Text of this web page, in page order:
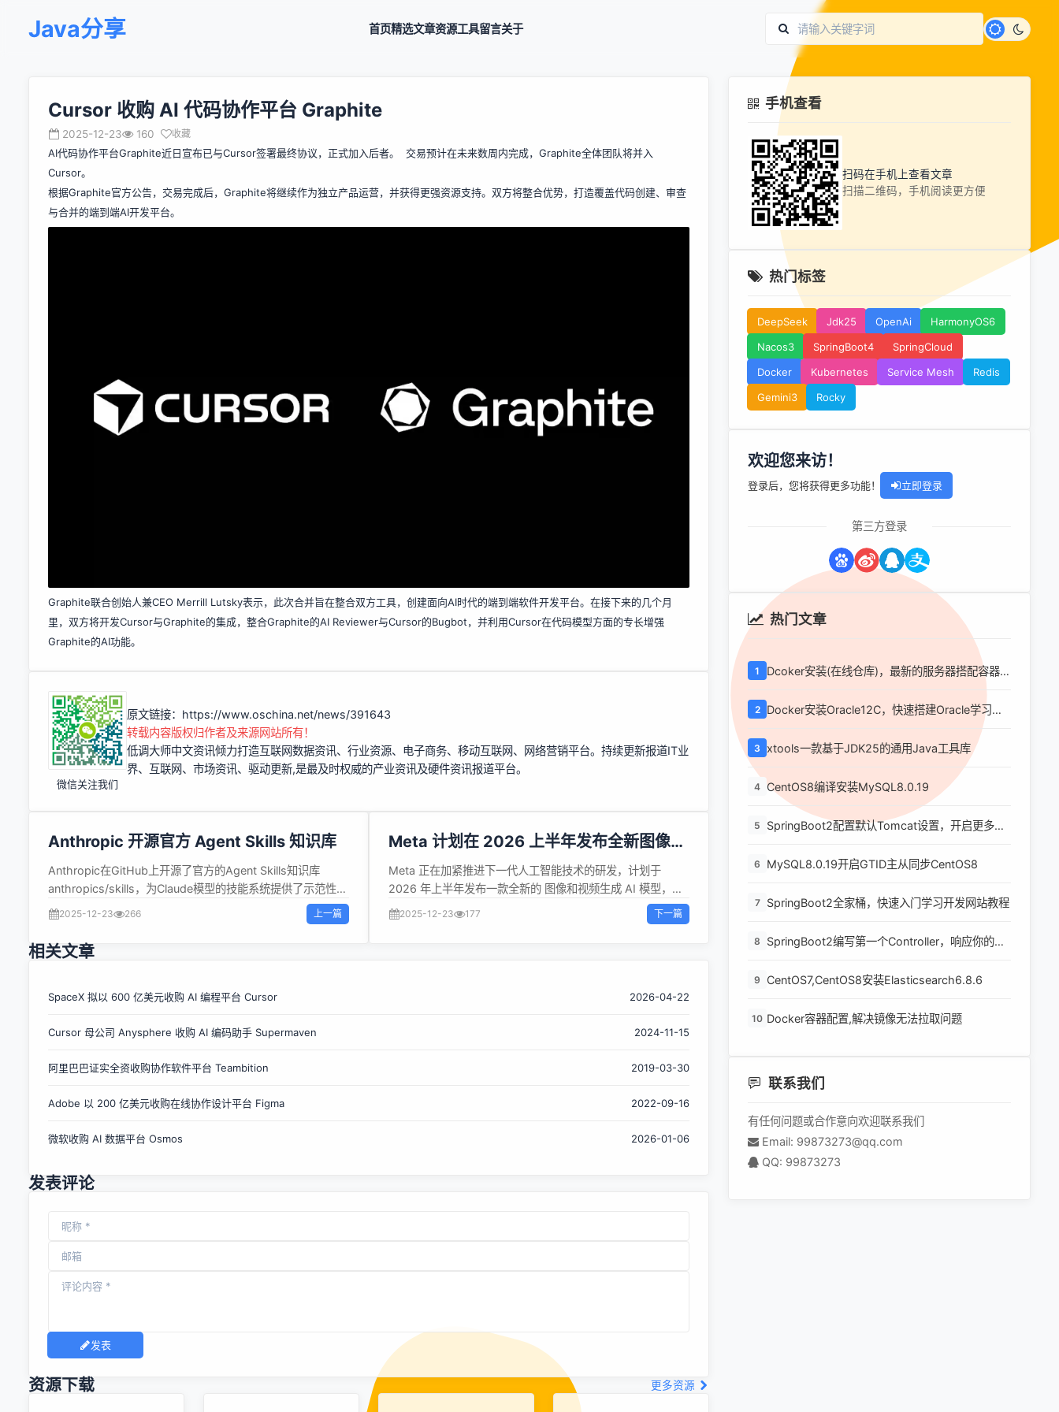
Java分享 首页精选文章资源工具留言关于
Cursor 收购 AI 代码协作平台 Graphite
2025-12-23 160 收藏
AI代码协作平台Graphite近日宣布已与Cursor签署最终协议，正式加入后者。 交易预计在未来数周内完成，Graphite全体团队将并入
Cursor。
根据Graphite官方公告，交易完成后，Graphite将继续作为独立产品运营，并获得更强资源支持。双方将整合优势，打造覆盖代码创建、审查
与合并的端到端AI开发平台。
Graphite联合创始人兼CEO Merrill Lutsky表示，此次合并旨在整合双方工具，创建面向AI时代的端到端软件开发平台。在接下来的几个月
里，双方将开发Cursor与Graphite的集成，整合Graphite的AI Reviewer与Cursor的Bugbot，并利用Cursor在代码模型方面的专长增强
Graphite的AI功能。
微信关注我们
原文链接： https://www.oschina.net/news/391643
转载内容版权归作者及来源网站所有！
低调大师中文资讯倾力打造互联网数据资讯、行业资源、电子商务、移动互联网、网络营销平台。持续更新报道IT业
界、互联网、市场资讯、驱动更新,是最及时权威的产业资讯及硬件资讯报道平台。
Anthropic 开源官方 Agent Skills 知识库
Anthropic在GitHub上开源了官方的Agent Skills知识库
anthropics/skills，为Claude模型的技能系统提供了示范性技
能与最佳实践。该资源库包含16个公开示例技能，覆盖文档处
https://github.com/anthropics/skills 其中文档处理技能
（如docx、pdf处理）已在Claude的生产应用中实际使用。
用户）中直接使用这些技能，或参照其规范与模板创建自定义
定义指令集。这些文件夹内含Markdown说明文件（含YAML
功能现已向所有付费用户开放，支持 Claude.ai、Claude
化，使Claude从编码助手升级为通用计算机Agent，可执行任
在任务匹配时才加载完整Skil...
2025-12-23 266 上一篇
Meta 计划在 2026 上半年发布全新图像视
频模型与文本模型
Meta 正在加紧推进下一代人工智能技术的研发，计划于
2026 年上半年发布一款全新的 图像和视频生成 AI 模型，代
号为 “Mango”。这款模型目标是提升 Meta 在视觉生成 AI 领
域的竞争力，对抗 Google、OpenAI 等行业对手。 与此同
队负责研发，该团队由前 Scale AI 联合创始人 Alexandr
is-developing-a-new-image-and-video-model-for-a-
经过重组，不仅加强了对新一代模型的投入，还扩充了研发阵
谓的 “世界模型” 技术，这类模型能够通过理解视觉信息自行感
2025-12-23 177 下一篇
相关文章
SpaceX 拟以 600 亿美元收购 AI 编程平台 Cursor 2026-04-22
Cursor 母公司 Anysphere 收购 AI 编码助手 Supermaven 2024-11-15
阿里巴巴证实全资收购协作软件平台 Teambition 2019-03-30
Adobe 以 200 亿美元收购在线协作设计平台 Figma 2022-09-16
微软收购 AI 数据平台 Osmos 2026-01-06
发表评论
发表
资源下载 更多资源
手机查看
扫码在手机上查看文章
扫描二维码，手机阅读更方便
热门标签
DeepSeek Jdk25 OpenAi
HarmonyOS6
Nacos3
SpringBoot4
SpringCloud
Docker
Kubernetes Service Mesh
Redis
Gemini3
Rocky
欢迎您来访！
登录后，您将获得更多功能！ 立即登录
第三方登录
热门文章
1
Dcoker安装(在线仓库)，最新的服务器搭配容器使
2
Docker安装Oracle12C，快速搭建Oracle学习环
3 xtools一款基于JDK25的通用Java工具库
4 CentOS8编译安装MySQL8.0.19
5
SpringBoot2配置默认Tomcat设置，开启更多高
6 MySQL8.0.19开启GTID主从同步CentOS8
7 SpringBoot2全家桶，快速入门学习开发网站教程
8
SpringBoot2编写第一个Controller，响应你的
9 CentOS7,CentOS8安装Elasticsearch6.8.6
10 Docker容器配置,解决镜像无法拉取问题
联系我们
有任何问题或合作意向欢迎联系我们
Email: 99873273@qq.com
QQ: 99873273